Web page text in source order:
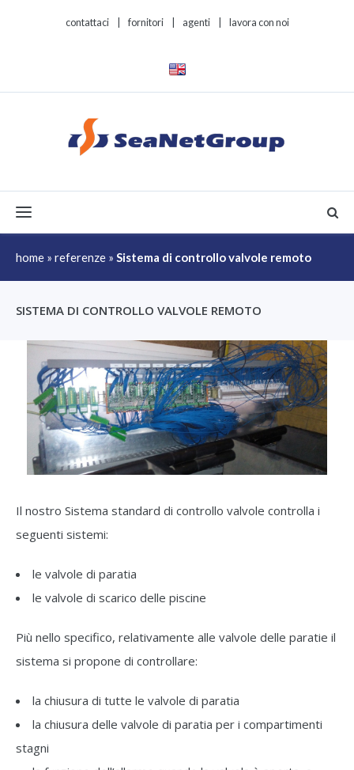
contattaci fornitori agenti lavora con noi
Toggle navigation
home » referenze » Sistema di controllo valvole remoto
SISTEMA DI CONTROLLO VALVOLE REMOTO
Il nostro Sistema standard di controllo valvole controlla i
seguenti sistemi:
le valvole di paratia
le valvole di scarico delle piscine
Più nello specifico, relativamente alle valvole delle paratie il
sistema si propone di controllare:
la chiusura di tutte le valvole di paratia
la chiusura delle valvole di paratia per i compartimenti
stagni